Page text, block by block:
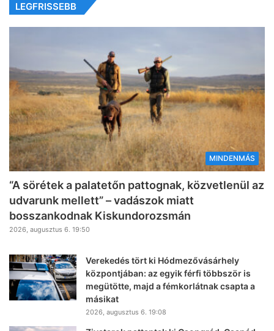
LEGFRISSEBB
MINDENMÁS
“A sörétek a palatetőn pattognak, közvetlenül az
udvarunk mellett” – vadászok miatt
bosszankodnak Kiskundorozsmán
2026, augusztus 6. 19:50
Verekedés tört ki Hódmezővásárhely
központjában: az egyik férfi többször is
megütötte, majd a fémkorlátnak csapta a
másikat
2026, augusztus 6. 19:08